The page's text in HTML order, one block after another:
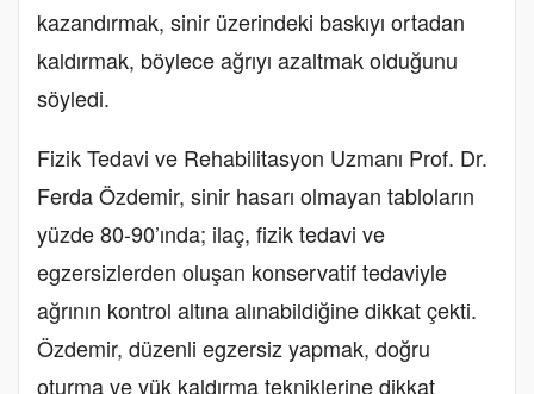
kazandırmak, sinir üzerindeki baskıyı ortadan
kaldırmak, böylece ağrıyı azaltmak olduğunu
söyledi.
Fizik Tedavi ve Rehabilitasyon Uzmanı Prof. Dr.
Ferda Özdemir, sinir hasarı olmayan tabloların
yüzde 80-90’ında; ilaç, fizik tedavi ve
egzersizlerden oluşan konservatif tedaviyle
ağrının kontrol altına alınabildiğine dikkat çekti.
Özdemir, düzenli egzersiz yapmak, doğru
oturma ve yük kaldırma tekniklerine dikkat